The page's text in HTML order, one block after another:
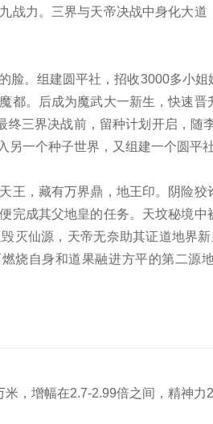
战力。三界与天帝决战中身化大
脸。组建圆平社，招收3000多小
都。后成为魔武大一新生，快速
终三界决战前，留种计划开启，随
一个种子世界，又组建一个圆平
王，藏有万界鼎，地王印。阴险
完成其父地皇的任务。天坟秘境中
灭仙源，天帝无奈助其证道地界
烧自身和道果融进方平的第二源
，增幅在2.7-2.99倍之间，精神力